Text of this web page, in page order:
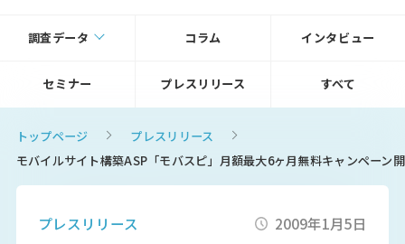
調査データ コラム インタビュー
セミナー プレスリリース すべて
トップページ
プレスリリース
モバイルサイト構築ASP「モバスピ」月額最大6ヶ月無料キャンペーン
プレスリリース 2009年1月5日